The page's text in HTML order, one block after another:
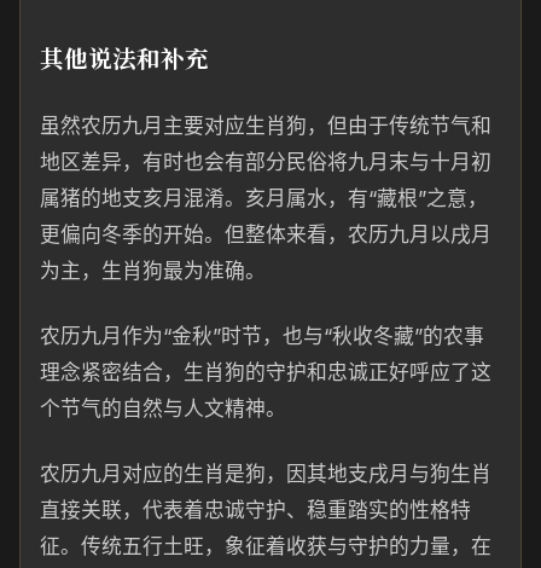
其他说法和补充
虽然农历九月主要对应生肖狗，但由于传统节气和
地区差异，有时也会有部分民俗将九月末与十月初
属猪的地支亥月混淆。亥月属水，有“藏根”之意，
更偏向冬季的开始。但整体来看，农历九月以戌月
为主，生肖狗最为准确。
农历九月作为“金秋”时节，也与“秋收冬藏”的农事
理念紧密结合，生肖狗的守护和忠诚正好呼应了这
个节气的自然与人文精神。
农历九月对应的生肖是狗，因其地支戌月与狗生肖
直接关联，代表着忠诚守护、稳重踏实的性格特
征。传统五行土旺，象征着收获与守护的力量，在